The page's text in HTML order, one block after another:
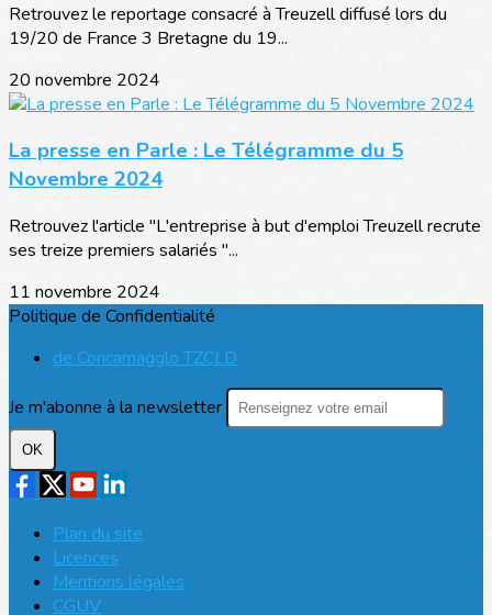
Retrouvez le reportage consacré à Treuzell diffusé lors du
19/20 de France 3 Bretagne du 19...
20 novembre 2024
La presse en Parle : Le Télégramme du 5
Novembre 2024
Retrouvez l'article "L'entreprise à but d'emploi Treuzell recrute
ses treize premiers salariés "...
11 novembre 2024
Politique de Confidentialité
de Concarnagglo TZCLD
Je m'abonne à la newsletter
OK
Plan du site
Licences
Mentions légales
CGUV